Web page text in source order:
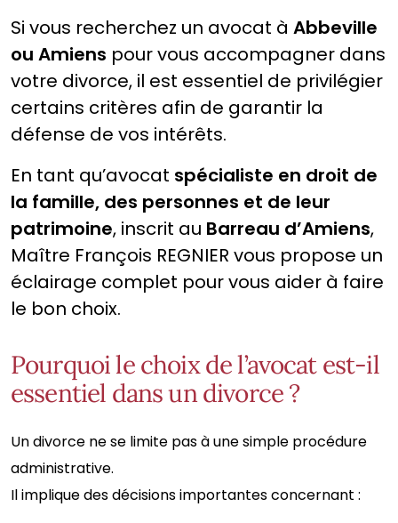
Si vous recherchez un avocat à Abbeville
ou Amiens pour vous accompagner dans
votre divorce, il est essentiel de privilégier
certains critères afin de garantir la
défense de vos intérêts.
En tant qu’avocat spécialiste en droit de
la famille, des personnes et de leur
patrimoine, inscrit au Barreau d’Amiens,
Maître François REGNIER vous propose un
éclairage complet pour vous aider à faire
le bon choix.
Pourquoi le choix de l’avocat est-il
essentiel dans un divorce ?
Un divorce ne se limite pas à une simple procédure
administrative.
Il implique des décisions importantes concernant :